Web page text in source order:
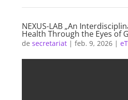
NEXUS-LAB „An
Health Through the Eyes of
de secretariat| feb. 9, 2026|